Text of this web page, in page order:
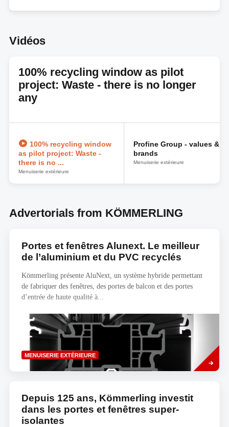
PEB
Vidéos
100% recycling window as pilot
project: Waste - there is no longer
any
100% recycling window
as pilot project: Waste -
there is no ...
Menuiserie extérieure
Profine Group - values &
brands
Menuiserie extérieure
Advertorials from KÖMMERLING
Portes et fenêtres Alunext. Le meilleur
de l’aluminium et du PVC recyclés
Kömmerling présente AluNext, un système hybride permettant
de fabriquer des fenêtres, des portes de balcon et des portes
d’entrée de haute qualité à...
MENUISERIE EXTÉRIEURE
more
Depuis 125 ans, Kömmerling investit
dans les portes et fenêtres super-
isolantes